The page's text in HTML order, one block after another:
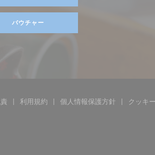
バウチャー
開きます))
((新しいウィンドウで開きます))
利用規約
((新しいウィンドウで開きます))
個人情報保護方針
((新しいウィンド
クッキ